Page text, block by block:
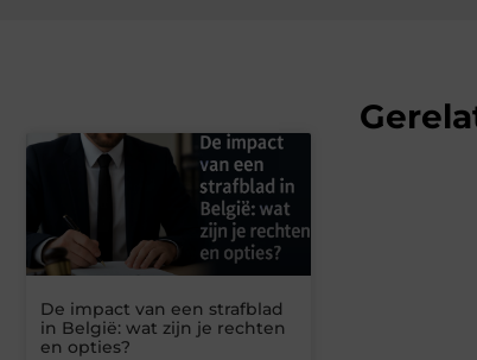
De impact van een strafblad
in België: wat zijn je rechten
en opties?